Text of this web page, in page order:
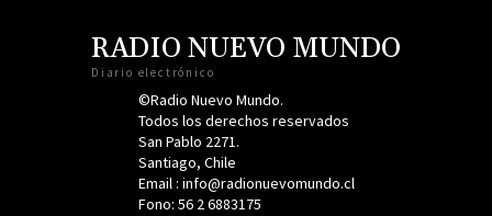
RADIO NUEVO MUNDO
Diario electrónico
©Radio Nuevo Mundo.
Todos los derechos reservados
San Pablo 2271.
Santiago, Chile
Email : info@radionuevomundo.cl
Fono: 56 2 6883175